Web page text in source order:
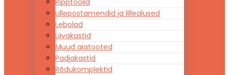
Ripptoolid
Lillepostamendid ja lillealused
Lebolad
Liivakastid
Muud aiatooted
Padjakastid
Rõdukomplektid